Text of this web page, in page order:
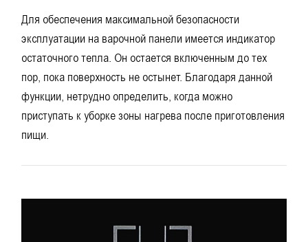
Для обеспечения максимальной безопасности
эксплуатации на варочной панели имеется индикатор
остаточного тепла. Он остается включенным до тех
пор, пока поверхность не остынет. Благодаря данной
функции, нетрудно определить, когда можно
приступать к уборке зоны нагрева после приготовления
пищи.